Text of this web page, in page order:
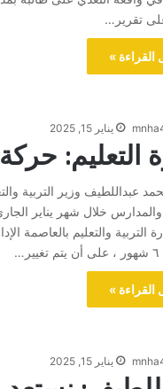
تقرير…
القراءة »
يناير 15, 2025
التعليم:
عبداللطيف وزير التربية
والمدارس خلال شهر يناير
التربية والتعليم بالعاصمة
القراءة »
يناير 15, 2025